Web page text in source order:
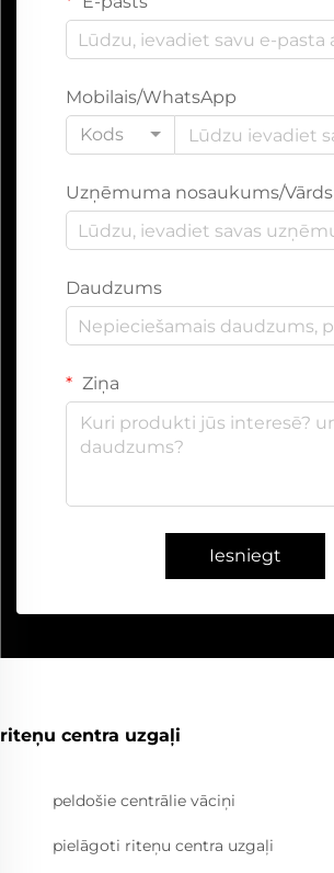
Mobilais/WhatsApp
Kods
Uzņēmuma nosaukums/Vārds
Daudzums
Ziņa
Iesniegt
riteņu centra uzgaļi
peldošie centrālie vāciņi
pielāgoti riteņu centra uzgaļi